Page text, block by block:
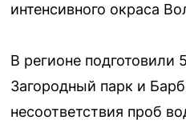
интенсивного окраса
В регионе
Загородный парк и
несоответствия проб